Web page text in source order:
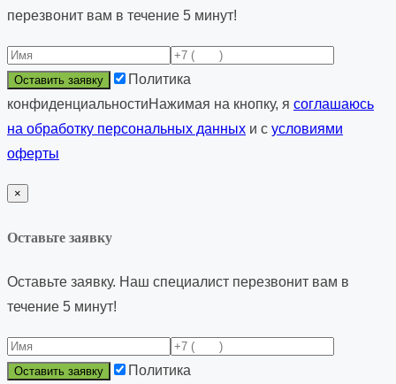
перезвонит вам в течение 5 минут!
Политика
конфиденциальностиНажимая на кнопку, я соглашаюсь
на обработку персональных данных и с условиями
оферты
×
Оставьте заявку
Оставьте заявку. Наш специалист перезвонит вам в
течение 5 минут!
Политика